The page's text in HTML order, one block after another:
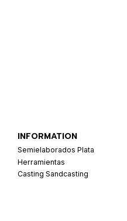
INFORMATION
Semielaborados Plata
Herramientas
Casting Sandcasting